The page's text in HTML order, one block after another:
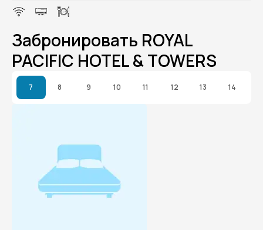
Забронировать ROYAL
PACIFIC HOTEL & TOWERS
7 8 9 10 11 12 13 14